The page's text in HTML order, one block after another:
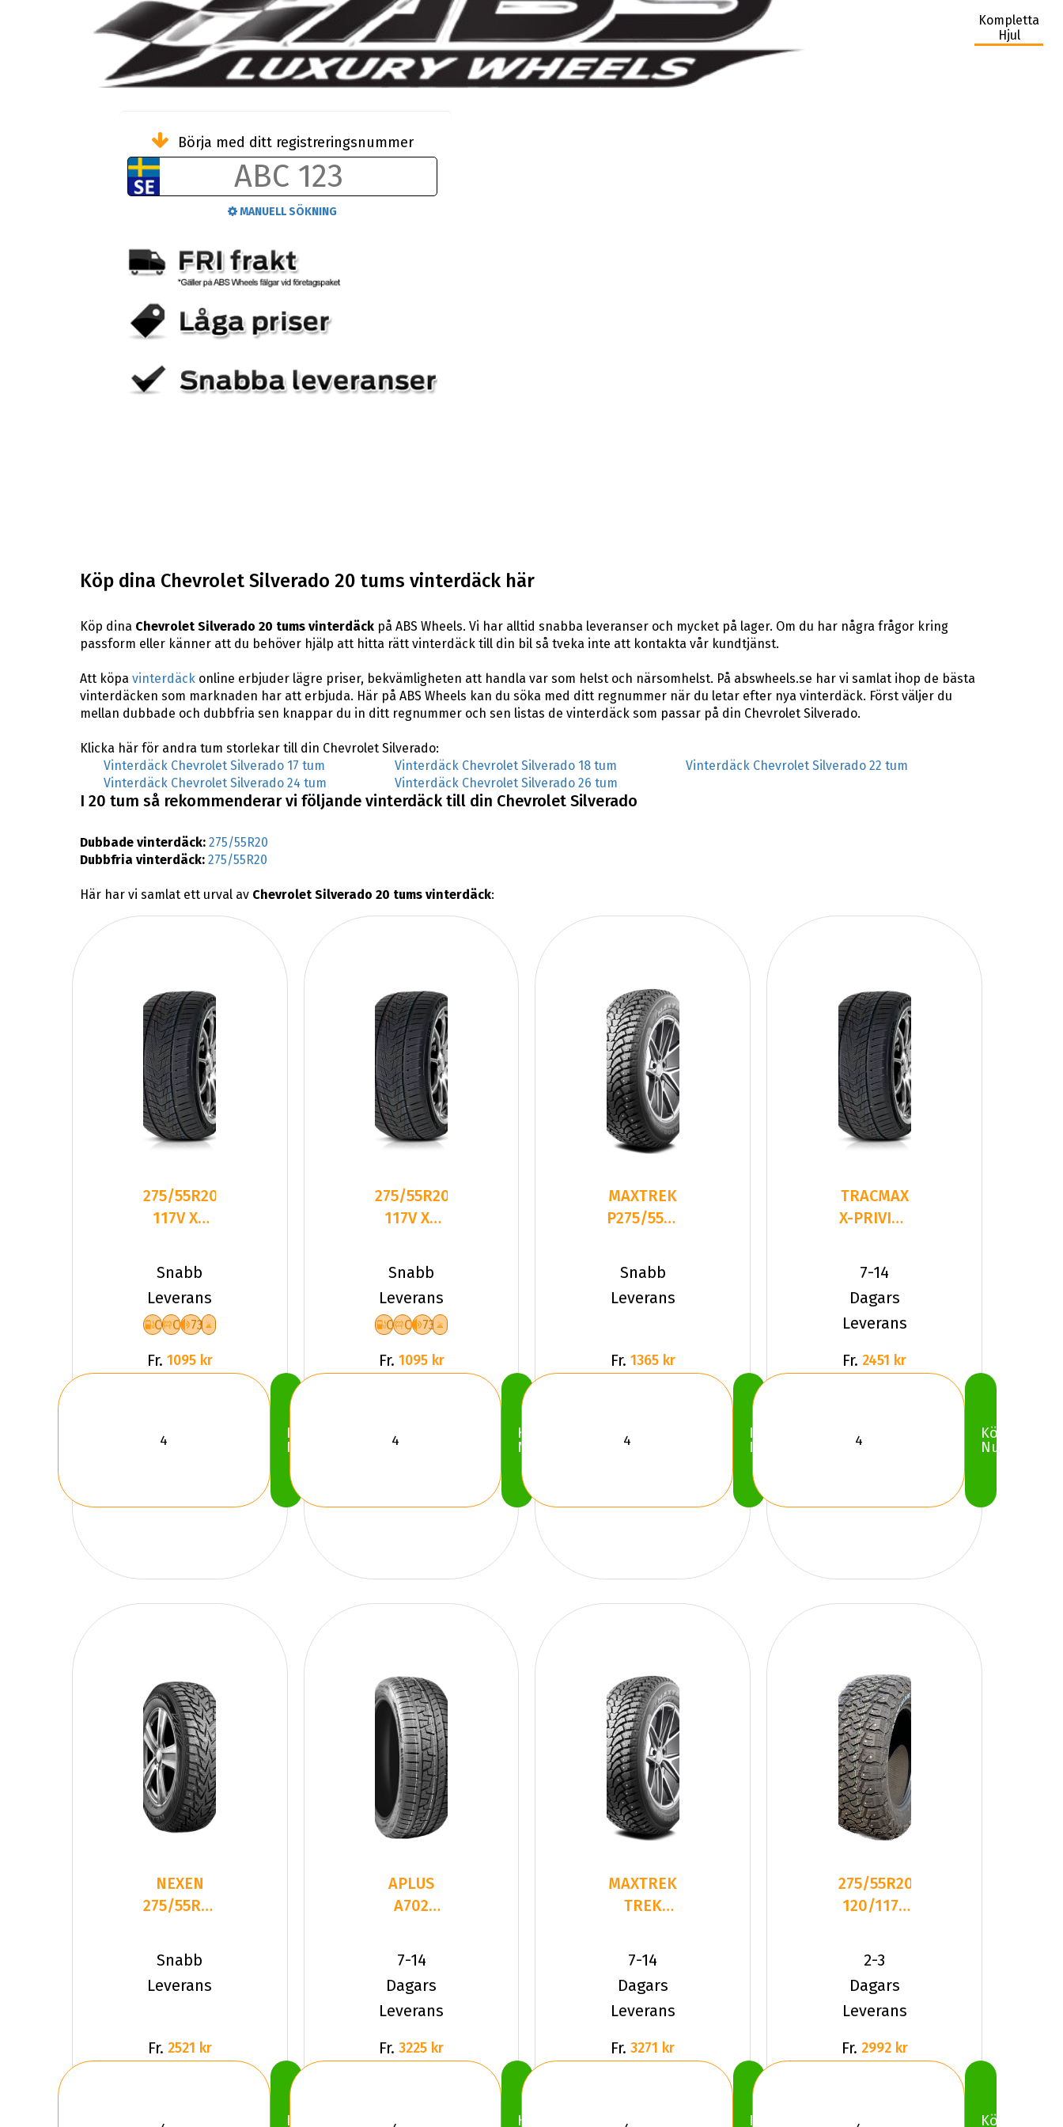
Kompletta
Hjul
Börja med ditt registreringsnummer
MANUELL SÖKNING
Köp dina Chevrolet Silverado 20 tums vinterdäck här
Köp dina Chevrolet Silverado 20 tums vinterdäckpå ABS Wheels. Vi har alltid snabba leveranser och mycket på lager. Om du har några frågor kring
passform eller känner att du behöver hjälp att hitta rätt vinterdäck till din bil så tveka inte att kontakta vår kundtjänst.
Att köpa vinterdäckonline erbjuder lägre priser, bekvämligheten att handla var som helst och närsomhelst. På abswheels.se har vi samlat ihop de bästa
vinterdäcken som marknaden har att erbjuda. Här på ABS Wheels kan du söka med ditt regnummer när du letar efter nya vinterdäck. Först väljer du
mellan dubbade och dubbfria sen knappar du in ditt regnummer och sen listas de vinterdäck som passar på din Chevrolet Silverado.
Klicka här för andra tum storlekar till din Chevrolet Silverado:
Vinterdäck Chevrolet Silverado 17 tum
Vinterdäck Chevrolet Silverado 18 tum
Vinterdäck Chevrolet Silverado 22 tum
Vinterdäck Chevrolet Silverado 24 tum
Vinterdäck Chevrolet Silverado 26 tum
I 20 tum så rekommenderar vi följande vinterdäck till din Chevrolet Silverado
Dubbade vinterdäck: 275/55R20
Dubbfria vinterdäck: 275/55R20
Här har vi samlat ett urval av Chevrolet Silverado 20 tums vinterdäck:
275/55R20
117V XL
TRACMAX
S330
CCB73
Snabb
Leverans
C C 73
Fr. 1095 kr
Köp
Nu
275/55R20
117V XL
TRACMAX
S330
CCB73
Snabb
Leverans
C C 73
Fr. 1095 kr
Köp
Nu
MAXTREK
P275/55R20
TREK
M900 ICE
Snabb
Leverans
Fr. 1365 kr
Köp
Nu
TRACMAX
X-PRIVILO
275/55R20
117 V XL
7-14
Dagars
Leverans
Fr. 2451 kr
Köp
Nu
NEXEN
275/55R20
3 113T
STUDDED
Snabb
Leverans
Fr. 2521 kr
Köp
APLUS
A702
7-14
Dagars
Leverans
Fr. 3225 kr
Köp
MAXTREK
TREK
275/55R20
117 T XL
7-14
Dagars
Leverans
Fr. 3271 kr
Köp
275/55R20
120/117S
XTS
Studd
2-3
Dagars
Leverans
Fr. 2992 kr
Köp